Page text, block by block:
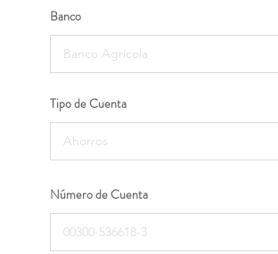
Banco
Tipo de Cuenta
Número de Cuenta